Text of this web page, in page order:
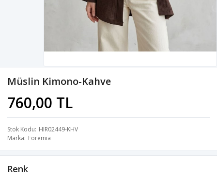
Müslin Kimono-Kahve
760,00 TL
Stok Kodu HIR02449-KHV
Marka Foremia
Renk